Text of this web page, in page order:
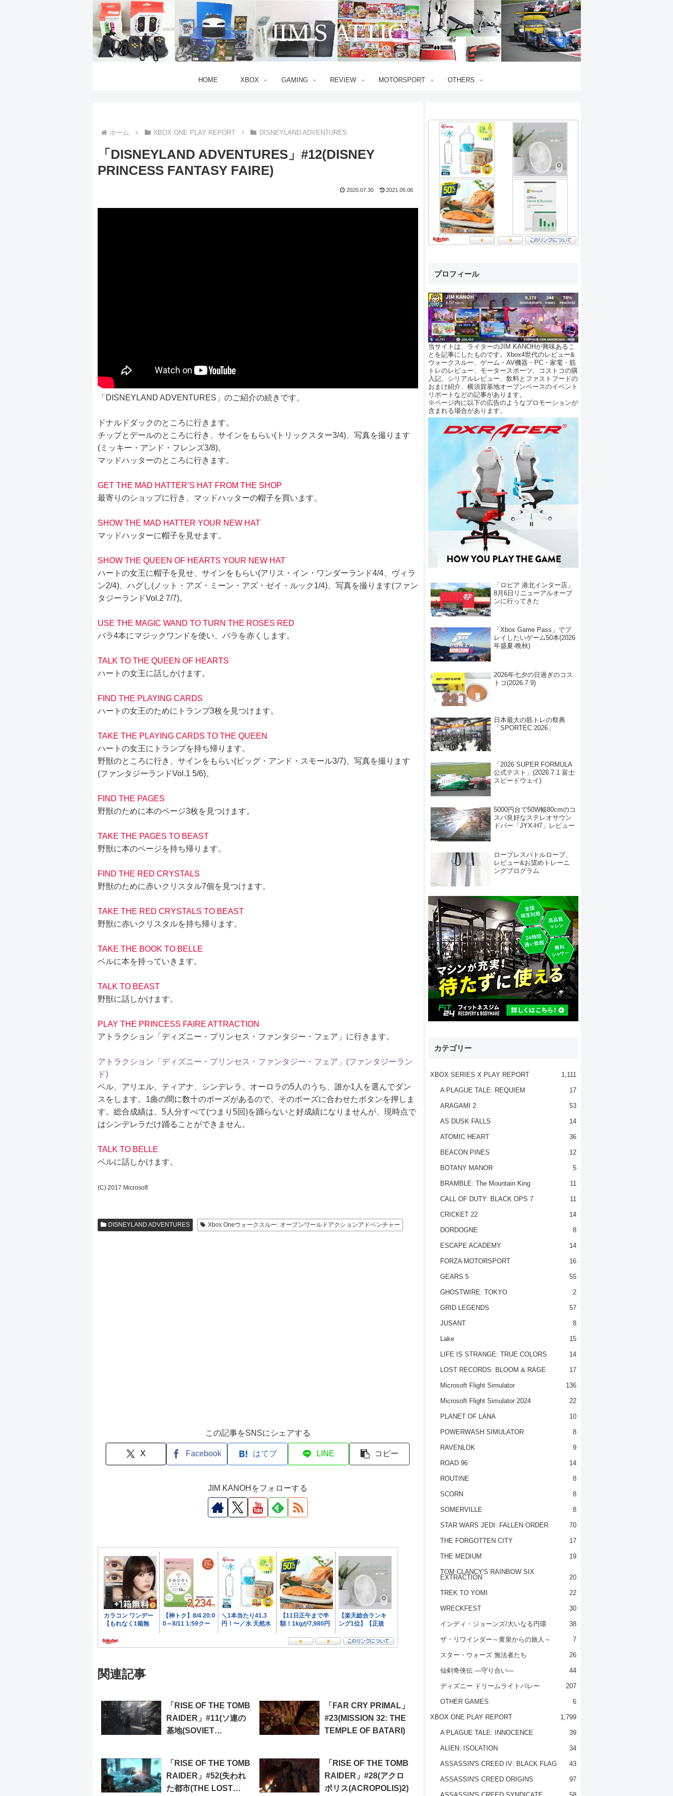
JIM'S ATTIC
HOME XBOX GAMING REVIEW MOTORSPORT OTHERS
ホーム XBOX ONE PLAY REPORT DISNEYLAND ADVENTURES
「DISNEYLAND ADVENTURES」#12(DISNEY
PRINCESS FANTASY FAIRE)
2020.07.30 2021.05.06
「DISNEYLAND ADVENTURES」のご紹介の続きです。
ドナルドダックのところに行きます。
チップとデールのところに行き、サインをもらい(トリックスター3/4)、写真を撮ります
(ミッキー・アンド・フレンズ3/8)。
マッドハッターのところに行きます。
GET THE MAD HATTER’S HAT FROM THE SHOP
最寄りのショップに行き、マッドハッターの帽子を買います。
SHOW THE MAD HATTER YOUR NEW HAT
マッドハッターに帽子を見せます。
SHOW THE QUEEN OF HEARTS YOUR NEW HAT
ハートの女王に帽子を見せ、サインをもらい(アリス・イン・ワンダーランド4/4、ヴィラ
ン2/4)、ハグし(ノット・アズ・ミーン・アズ・ゼイ・ルック1/4)、写真を撮ります(ファン
タジーランドVol.2 7/7)。
USE THE MAGIC WAND TO TURN THE ROSES RED
バラ4本にマジックワンドを使い、バラを赤くします。
TALK TO THE QUEEN OF HEARTS
ハートの女王に話しかけます。
FIND THE PLAYING CARDS
ハートの女王のためにトランプ3枚を見つけます。
TAKE THE PLAYING CARDS TO THE QUEEN
ハートの女王にトランプを持ち帰ります。
野獣のところに行き、サインをもらい(ビッグ・アンド・スモール3/7)、写真を撮ります
(ファンタジーランドVol.1 5/6)。
FIND THE PAGES
野獣のために本のページ3枚を見つけます。
TAKE THE PAGES TO BEAST
野獣に本のページを持ち帰ります。
FIND THE RED CRYSTALS
野獣のために赤いクリスタル7個を見つけます。
TAKE THE RED CRYSTALS TO BEAST
野獣に赤いクリスタルを持ち帰ります。
TAKE THE BOOK TO BELLE
ベルに本を持っていきます。
TALK TO BEAST
野獣に話しかけます。
PLAY THE PRINCESS FAIRE ATTRACTION
アトラクション「ディズニー・プリンセス・ファンタジー・フェア」に行きます。
アトラクション「ディズニー・プリンセス・ファンタジー・フェア」(ファンタジーラン
ド)
ベル、アリエル、ティアナ、シンデレラ、オーロラの5人のうち、誰か1人を選んでダン
スをします。1曲の間に数十のポーズがあるので、そのポーズに合わせたボタンを押しま
す。総合成績は、5人分すべて(つまり5回)を踊らないと好成績になりませんが、現時点で
はシンデレラだけ踊ることができません。
TALK TO BELLE
ベルに話しかけます。
(C) 2017 Microsoft
DISNEYLAND ADVENTURES Xbox Oneウォークスルー: オープンワールドアクションアドベンチャー
この記事をSNSにシェアする
X Facebook はてブ LINE コピー
JIM KANOHをフォローする
関連記事
「RISE OF THE TOMB
RAIDER」#11(ソ連の
基地(SOVIET
「FAR CRY PRIMAL」
#23(MISSION 32: THE
TEMPLE OF BATARI)
「RISE OF THE TOMB
RAIDER」#52(失われ
た都市(THE LOST
「RISE OF THE TOMB
RAIDER」#28(アクロ
ポリス(ACROPOLIS)2)
プロフィール
当サイトは、ライターのJIM KANOHが興味あるこ
とを記事にしたものです。Xbox4世代のレビュー&
ウォークスルー、ゲーム・AV機器・PC・家電・筋
トレのレビュー、モータースポーツ、コストコの購
入記、シリアルレビュー、飲料とファストフードの
おまけ紹介、横須賀基地オープンベースのイベント
リポートなどの記事があります。
※ページ内に以下の広告のようなプロモーションが
含まれる場合があります。
「ロピア 港北インター店」
8月6日リニューアルオープ
ンに行ってきた
「Xbox Game Pass」でプ
レイしたいゲーム50本(2026
年盛夏-晩秋)
2026年七夕の日過ぎのコス
トコ(2026.7.9)
日本最大の筋トレの祭典
「SPORTEC 2026」
「2026 SUPER FORMULA
公式テスト」(2026.7.1 富士
スピードウェイ)
5000円台で50W幅80cmのコ
スパ良好なステレオサウン
ドバー「JYX-H7」レビュー
ロープレスバトルロープ、
レビュー&お奨めトレーニ
ングプログラム
カテゴリー
XBOX SERIES X PLAY REPORT 1,111
A PLAGUE TALE: REQUIEM 17
ARAGAMI 2 53
AS DUSK FALLS 14
ATOMIC HEART 36
BEACON PINES 12
BOTANY MANOR 5
BRAMBLE: The Mountain King 11
CALL OF DUTY: BLACK OPS 7 11
CRICKET 22 14
DORDOGNE 8
ESCAPE ACADEMY 14
FORZA MOTORSPORT 16
GEARS 5 55
GHOSTWIRE: TOKYO 2
GRID LEGENDS 57
JUSANT 8
Lake 15
LIFE IS STRANGE: TRUE COLORS 14
LOST RECORDS: BLOOM & RAGE 17
Microsoft Flight Simulator 136
Microsoft Flight Simulator 2024 22
PLANET OF LANA 10
POWERWASH SIMULATOR 8
RAVENLOK 9
ROAD 96 14
ROUTINE 8
SCORN 8
SOMERVILLE 8
STAR WARS JEDI: FALLEN ORDER 70
THE FORGOTTEN CITY 17
THE MEDIUM 19
TOM CLANCY'S RAINBOW SIX
EXTRACTION 20
TREK TO YOMI 22
WRECKFEST 30
インディ・ジョーンズ/大いなる円環 38
ザ・リワインダー～黄泉からの旅人～ 7
スター・ウォーズ 無法者たち 26
仙剣奇侠伝 ―守り合い― 44
ディズニー ドリームライトバレー 207
OTHER GAMES 6
XBOX ONE PLAY REPORT 1,799
A PLAGUE TALE: INNOCENCE 39
ALIEN: ISOLATION 34
ASSASSIN'S CREED IV: BLACK FLAG 43
ASSASSIN'S CREED ORIGINS 97